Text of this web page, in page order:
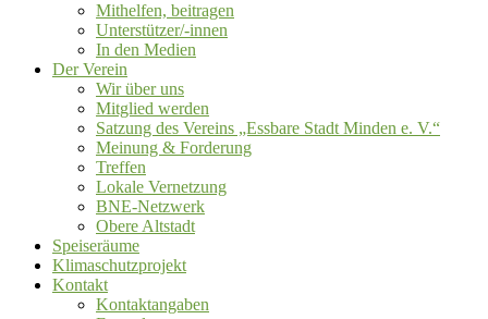
Mithelfen, beitragen
Unterstützer/-innen
In den Medien
Der Verein
Wir über uns
Mitglied werden
Satzung des Vereins „Essbare Stadt Minden e. V.“
Meinung & Forderung
Treffen
Lokale Vernetzung
BNE-Netzwerk
Obere Altstadt
Speiseräume
Klimaschutzprojekt
Kontakt
Kontaktangaben